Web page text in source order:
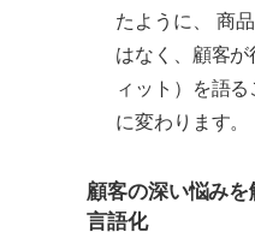
たように、 商
はなく、顧客
ィット）を語
に変わります。
顧客の深い悩み
言語化